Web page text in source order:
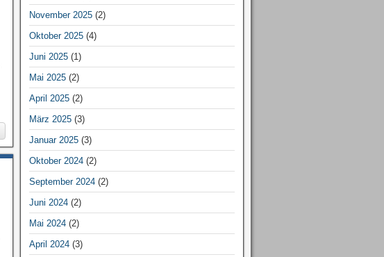
November 2025(2)
Oktober 2025(4)
Juni 2025(1)
Mai 2025(2)
April 2025(2)
März 2025(3)
Januar 2025(3)
Oktober 2024(2)
September 2024(2)
Juni 2024(2)
Mai 2024(2)
April 2024(3)